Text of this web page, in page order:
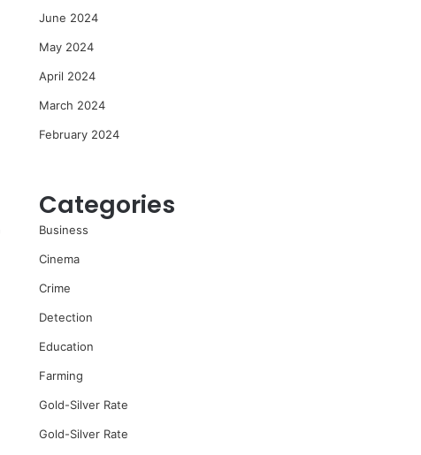
June 2024
May 2024
April 2024
March 2024
February 2024
Categories
Business
Cinema
Crime
Detection
Education
Farming
Gold-Silver Rate
Gold-Silver Rate